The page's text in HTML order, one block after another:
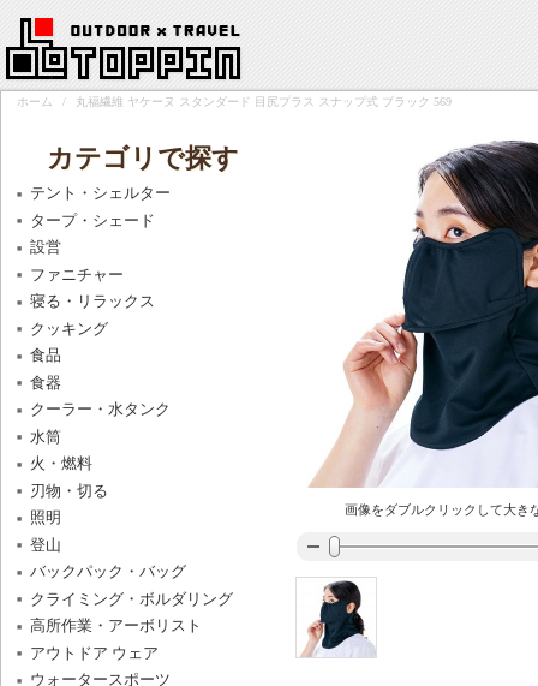
ホーム / 丸福繊維 ヤケーヌ スタンダード 目尻プラス スナップ式 ブラック 569
画像をダブルクリックして大き
カテゴリで探す
テント・シェルター
タープ・シェード
設営
ファニチャー
寝る・リラックス
クッキング
食品
食器
クーラー・水タンク
水筒
火・燃料
刃物・切る
照明
登山
バックパック・バッグ
クライミング・ボルダリング
高所作業・アーボリスト
アウトドア ウェア
ウォータースポーツ